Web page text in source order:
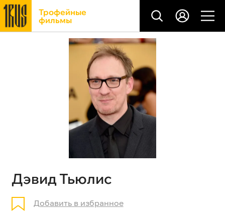
Трофейные
фильмы
Дэвид Тьюлис
Добавить в избранное